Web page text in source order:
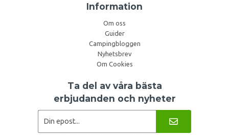
Information
Om oss
Guider
Campingbloggen
Nyhetsbrev
Om Cookies
Ta del av våra bästa
erbjudanden och nyheter